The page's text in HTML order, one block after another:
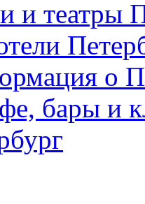
и театры
о
бары и